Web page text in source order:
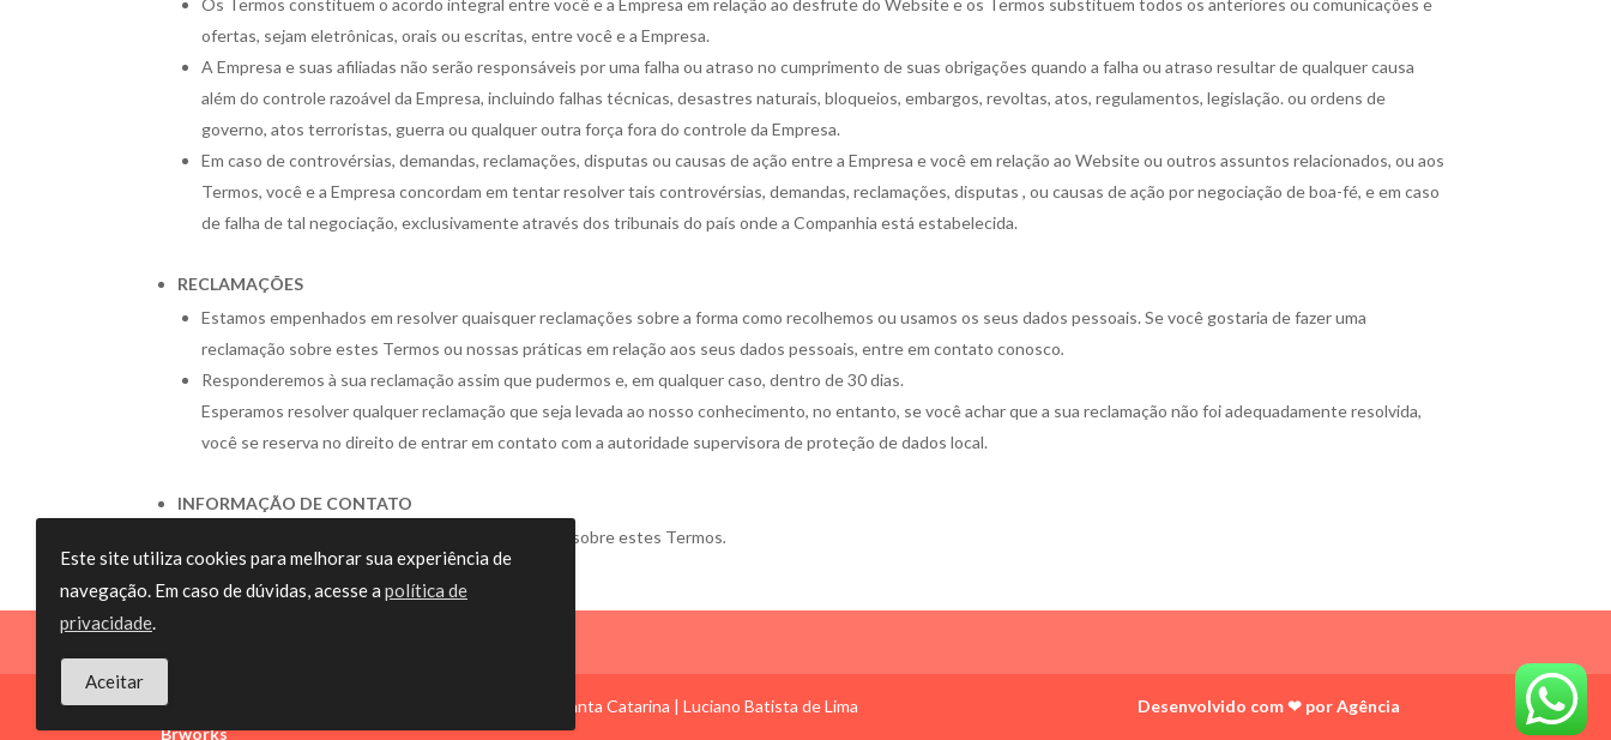
Os Termos constituem o acordo integral entre você e a Empresa em relação ao desfrute do Website e os Termos substituem todos os anteriores ou comunicações e
ofertas, sejam eletrônicas, orais ou escritas, entre você e a Empresa.
A Empresa e suas afiliadas não serão responsáveis por uma falha ou atraso no cumprimento de suas obrigações quando a falha ou atraso resultar de qualquer causa
além do controle razoável da Empresa, incluindo falhas técnicas, desastres naturais, bloqueios, embargos, revoltas, atos, regulamentos, legislação. ou ordens de
governo, atos terroristas, guerra ou qualquer outra força fora do controle da Empresa.
Em caso de controvérsias, demandas, reclamações, disputas ou causas de ação entre a Empresa e você em relação ao Website ou outros assuntos relacionados, ou aos
Termos, você e a Empresa concordam em tentar resolver tais controvérsias, demandas, reclamações, disputas , ou causas de ação por negociação de boa-fé, e em caso
de falha de tal negociação, exclusivamente através dos tribunais do país onde a Companhia está estabelecida.
RECLAMAÇÕES
Estamos empenhados em resolver quaisquer reclamações sobre a forma como recolhemos ou usamos os seus dados pessoais. Se você gostaria de fazer uma
reclamação sobre estes Termos ou nossas práticas em relação aos seus dados pessoais, entre em contato conosco.
Responderemos à sua reclamação assim que pudermos e, em qualquer caso, dentro de 30 dias.
Esperamos resolver qualquer reclamação que seja levada ao nosso conhecimento, no entanto, se você achar que a sua reclamação não foi adequadamente resolvida,
você se reserva no direito de entrar em contato com a autoridade supervisora de proteção de dados local.
INFORMAÇÃO DE CONTATO
Agradecemos os seus comentários ou perguntas sobre estes Termos.
O melhor serviço de Celebrante para Casamentos de Santa Catarina | Luciano Batista de Lima
Desenvolvido com ❤ por Agência
Brworks
Este site utiliza cookies para melhorar sua experiência de
navegação. Em caso de dúvidas, acesse a política de
privacidade.
Aceitar